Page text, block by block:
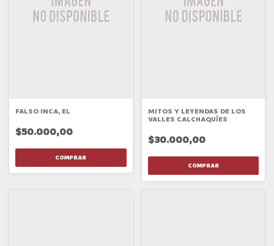
FALSO INCA, EL
$50.000,00
MITOS Y LEYENDAS DE LOS
VALLES CALCHAQUÍES
$30.000,00